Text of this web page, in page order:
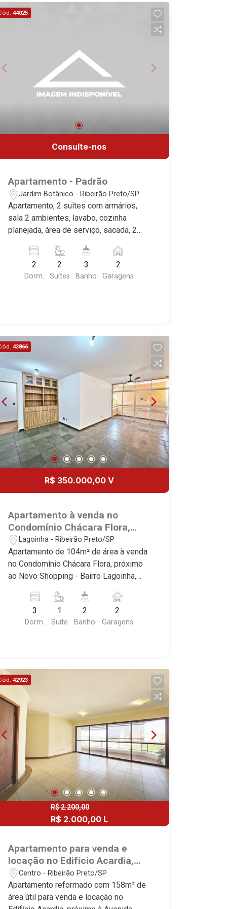
planejadas - Sacada - Iluminação - 2
vagas Martinelli Imobiliária, referência
1051 - Alto da Boa Vista
| Ribeirão Preto.
44025
Consulte-nos
Apartamento - Padrão
Jardim Botânico - Ribeirão Preto/SP
Apartamento, 2 suítes com armários,
sala 2 ambientes, lavabo, cozinha
planejada, área de serviço, sacada, 2
ao Parque Raya. Martinelli Imobiliária,
referência no mercado imobiliário
desde 2000. Especialistas em Venda e
2
Dorm.
2
Suítes
3
Banho
2
Garagens
43866
R$ 350.000,00 V
Apartamento à venda no
Condomínio Chácara Flora,
próximo ao Novo Shopping -
Ribeirão Preto/SP.
Lagoinha - Ribeirão Preto/SP
Apartamento de 104m² de área à venda
no Condomínio Chácara Flora, próximo
ao Novo Shopping - Bairro Lagoinha,
características deste imóvel que a
Martinelli Imobiliária selecionou para
você: - 104m² de área útil - 3
planejada - Despensa - Sacada - 2
vagas Martinelli Imobiliária, referência
no mercado imobiliário desde 2000!
Avenida João Fiúsa, 1051 - Alto da Boa
Vista | Ribeirão Preto.
3
Dorm.
1
Suite
2
Banho
2
Garagens
42923
R$ 2.200,00
R$ 2.000,00 L
R$ 400.000,00 V
Apartamento para venda e
locação no Edifício Acardia,
próximo à Avenida Nove de
Julho - Ribeirão Preto/SP.
Centro - Ribeirão Preto/SP
Apartamento reformado com 158m² de
área útil para venda e locação no